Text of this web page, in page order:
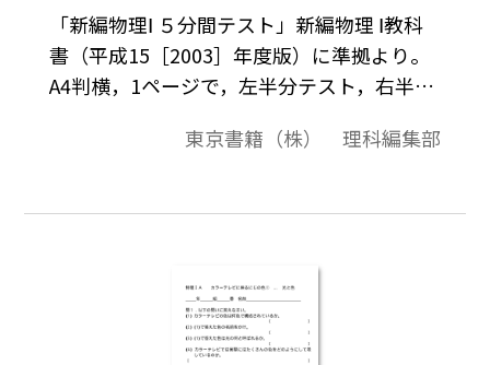
「新編物理Ⅰ ５分間テスト」新編物理 Ⅰ教科
書（平成15［2003］年度版）に準拠より。
A4判横，1ページで，左半分テスト，右半分
5分程度を，前の時間の復習として利用でき
東京書籍（株） 理科編集部